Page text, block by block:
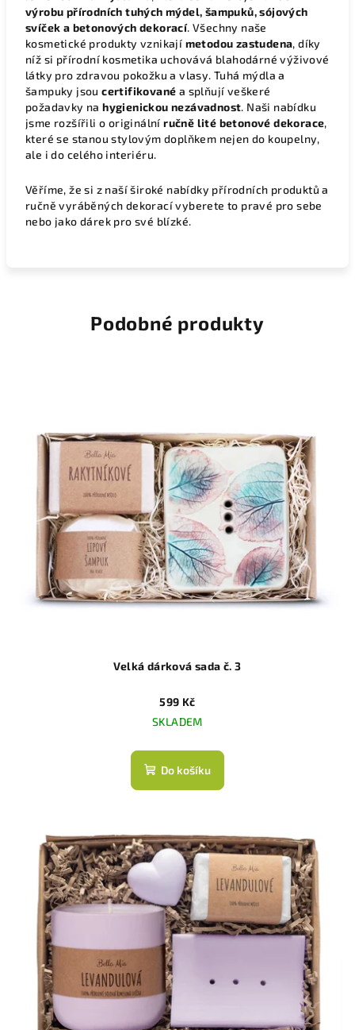
výrobu přírodních tuhých mýdel, šampuků, sójových
svíček a betonových dekorací. Všechny naše
kosmetické produkty vznikají metodou zastudena, díky
níž si přírodní kosmetika uchovává blahodárné výživové
látky pro zdravou pokožku a vlasy. Tuhá mýdla a
šampuky jsoucertifikované a splňují veškeré
požadavky nahygienickou nezávadnost. Naši nabídku
jsme rozšířili o originálníručně lité betonové dekorace,
které se stanou stylovým doplňkem nejen do koupelny,
ale i do celého interiéru.
Věříme, že si z naší široké nabídky přírodních produktů a
ručně vyráběných dekorací vyberete to pravé pro sebe
nebo jako dárek pro své blízké.
Podobné produkty
Velká dárková sada č. 3
599 Kč
SKLADEM
Do košíku